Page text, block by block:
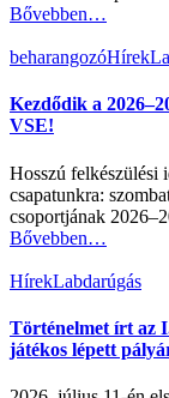
Bővebben…
beharangozóHírek
Kezdődik a
VSE!
Hosszú felkészülési
csapatunkra:
csoportjának
Bővebben…
HírekLabdarúgás
Történelmet írt az
játékos lépett